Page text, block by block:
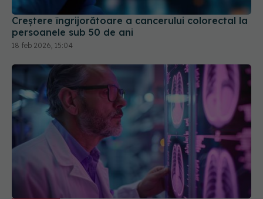
Creștere îngrijorătoare a cancerului colorectal la
persoanele sub 50 de ani
18 feb 2026, 15:04